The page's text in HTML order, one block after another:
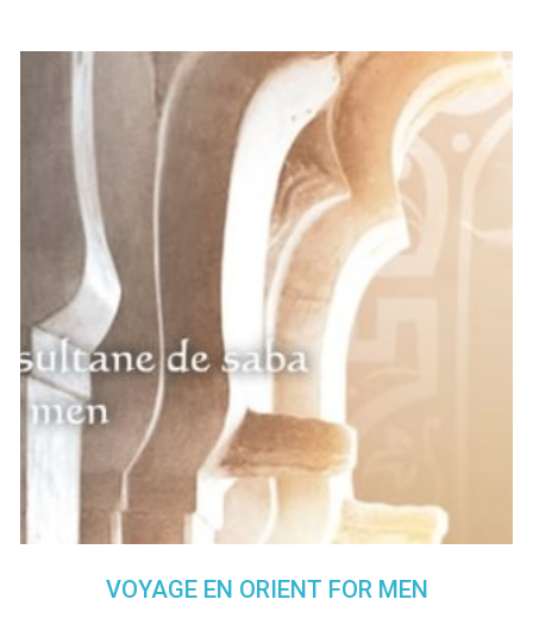
VOYAGE EN ORIENT FOR MEN